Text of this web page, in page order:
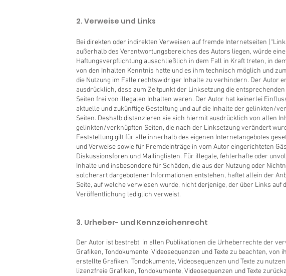
2. Verweise und Links
Bei direkten oder indirekten Verweisen auf fremde Internetseiten
außerhalb des Verantwortungsbereiches des Autors liegen, würde eine
Haftungsverpflichtung ausschließlich in dem Fall in Kraft treten, in
von den Inhalten Kenntnis hatte und es ihm technisch möglich und
die Nutzung im Falle rechtswidriger Inhalte zu verhindern. Der Autor
ausdrücklich, dass zum Zeitpunkt der Linksetzung die
Seiten frei von illegalen Inhalten waren. Der Autor hat keinerlei
aktuelle und zukünftige Gestaltung und auf die Inhalte der gelinkten/
Seiten. Deshalb distanzieren sie sich hiermit ausdrücklich von allen
gelinkten/verknüpften Seiten, die nach der Linksetzung verändert
Feststellung gilt für alle innerhalb des eigenen Internetangebotes
und Verweise sowie für Fremdeinträge in vom Autor eingerichteten
Diskussionsforen und Mailinglisten. Für illegale, fehlerhafte oder
Inhalte und insbesondere für Schäden, die aus der Nutzung oder
solcherart dargebotener Informationen entstehen, haftet allein der
Seite, auf welche verwiesen wurde, nicht derjenige, der über Links auf
Veröffentlichung lediglich verweist.
3. Urheber- und Kennzeichenrecht
Der Autor ist bestrebt, in allen Publikationen die Urheberrechte der
Grafiken, Tondokumente, Videosequenzen und Texte zu beachten, von
erstellte Grafiken, Tondokumente, Videosequenzen und Texte zu
lizenzfreie Grafiken, Tondokumente, Videosequenzen und Texte